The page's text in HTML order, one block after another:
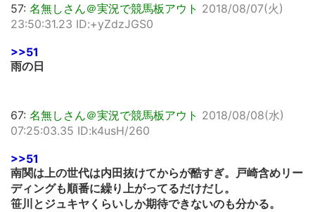
57: 名無しさん＠実況で競馬板アウト 2018/08/07(火)
23:50:31.23 ID:+yZdzJGS0
>>51
雨の日
67: 名無しさん＠実況で競馬板アウト 2018/08/08(水)
07:25:03.35 ID:k4usH/260
>>51
南関は上の世代は内田抜けてからが酷すぎ。戸崎含めリー
ディングも順番に繰り上がってるだけだし。
笹川とジュキヤくらいしか期待できないのも分かる。